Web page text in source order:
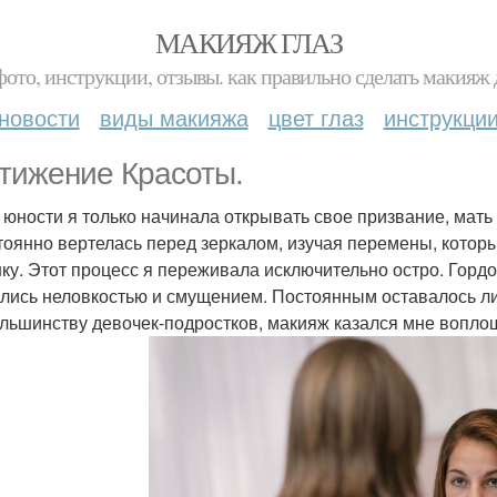
МАКИЯЖ ГЛАЗ
инструкции, отзывы. как правильно сделать макияж
виды макияжа цвет глаз
Красоты.
юности я только начинала открывать свое призвание,
вертелась перед зеркалом, изучая перемены,
Этот процесс я переживала исключительно остро.
неловкостью и смущением. Постоянным оставалось
девочек-подростков, макияж казался мне